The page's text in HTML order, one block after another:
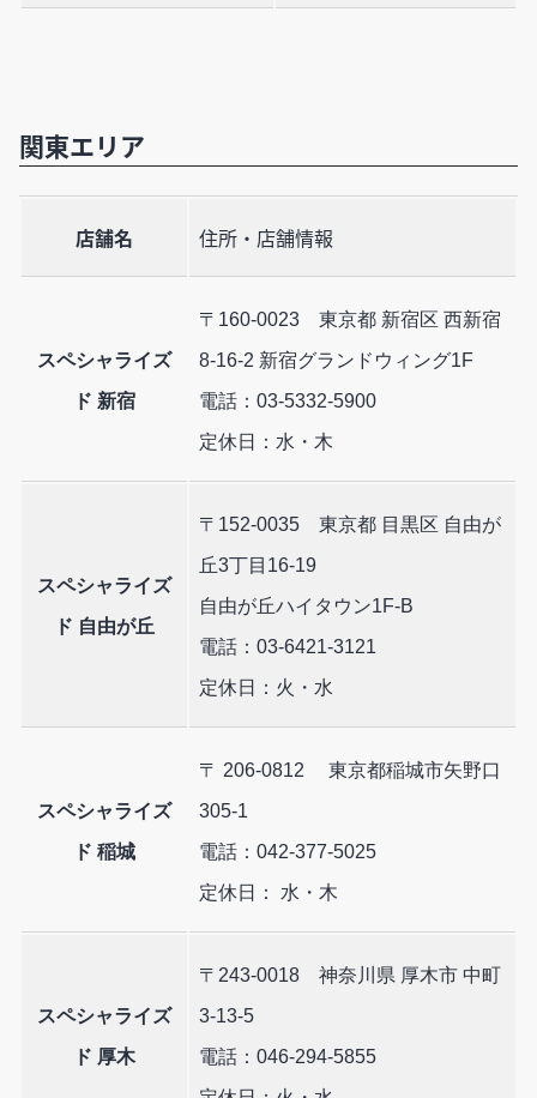
関東エリア
店舗名 住所・店舗情報
スペシャライズ
ド 新宿
〒160-0023 東京都 新宿区 西新宿
8-16-2 新宿グランドウィング1F
電話：03-5332-5900
定休日：水・木
スペシャライズ
ド 自由が丘
〒152-0035 東京都 目黒区 自由が
丘3丁目16-19
自由が丘ハイタウン1F-B
電話：03-6421-3121
定休日：火・水
スペシャライズ
ド 稲城
〒 206-0812 東京都稲城市矢野口
305-1
電話：042-377-5025
定休日： 水・木
スペシャライズ
ド 厚木
〒243-0018 神奈川県 厚木市 中町
3-13-5
電話：046-294-5855